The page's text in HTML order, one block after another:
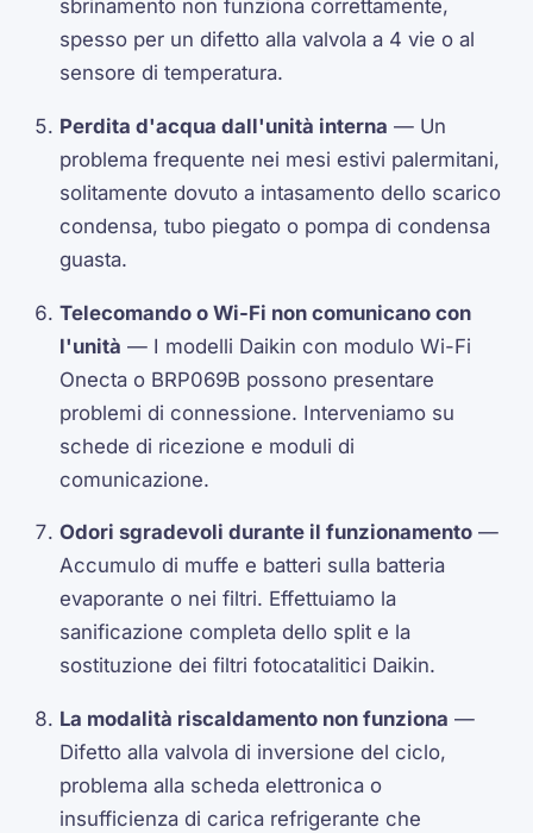
sbrinamento non funziona correttamente,
spesso per un difetto alla valvola a 4 vie o al
sensore di temperatura.
Perdita d'acqua dall'unità interna — Un
problema frequente nei mesi estivi palermitani,
solitamente dovuto a intasamento dello scarico
condensa, tubo piegato o pompa di condensa
guasta.
Telecomando o Wi-Fi non comunicano con
l'unità — I modelli Daikin con modulo Wi-Fi
Onecta o BRP069B possono presentare
problemi di connessione. Interveniamo su
schede di ricezione e moduli di
comunicazione.
Odori sgradevoli durante il funzionamento —
Accumulo di muffe e batteri sulla batteria
evaporante o nei filtri. Effettuiamo la
sanificazione completa dello split e la
sostituzione dei filtri fotocatalitici Daikin.
La modalità riscaldamento non funziona —
Difetto alla valvola di inversione del ciclo,
problema alla scheda elettronica o
insufficienza di carica refrigerante che